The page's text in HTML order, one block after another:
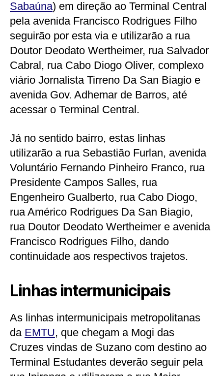
Sabaúna) em direção ao Terminal Central
pela avenida Francisco Rodrigues Filho
seguirão por esta via e utilizarão a rua
Doutor Deodato Wertheimer, rua Salvador
Cabral, rua Cabo Diogo Oliver, complexo
viário Jornalista Tirreno Da San Biagio e
avenida Gov. Adhemar de Barros, até
acessar o Terminal Central.
Já no sentido bairro, estas linhas
utilizarão a rua Sebastião Furlan, avenida
Voluntário Fernando Pinheiro Franco, rua
Presidente Campos Salles, rua
Engenheiro Gualberto, rua Cabo Diogo,
rua Américo Rodrigues Da San Biagio,
rua Doutor Deodato Wertheimer e avenida
Francisco Rodrigues Filho, dando
continuidade aos respectivos trajetos.
Linhas intermunicipais
As linhas intermunicipais metropolitanas
da EMTU, que chegam a Mogi das
Cruzes vindas de Suzano com destino ao
Terminal Estudantes deverão seguir pela